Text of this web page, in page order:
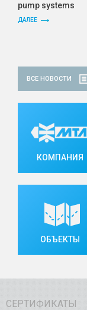
pump systems
ДАЛЕЕ
ВСЕ НОВОСТИ
КОМПАНИЯ
ОБЪЕКТЫ
СЕРТИФИКАТЫ